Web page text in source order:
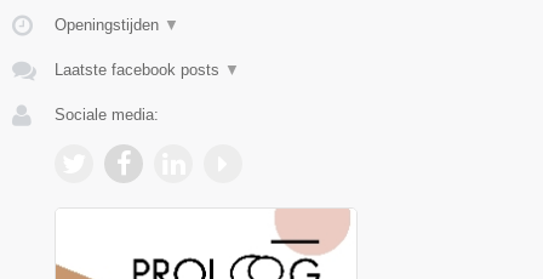
Openingstijden ▼
Laatste facebook posts ▼
Sociale media: